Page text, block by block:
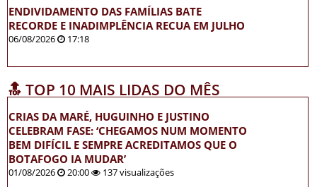
ENDIVIDAMENTO DAS FAMÍLIAS BATE
RECORDE E INADIMPLÊNCIA RECUA EM JULHO
06/08/2026 17:18
🔝 TOP 10 MAIS LIDAS DO MÊS
CRIAS DA MARÉ, HUGUINHO E JUSTINO
CELEBRAM FASE: ‘CHEGAMOS NUM MOMENTO
BEM DIFÍCIL E SEMPRE ACREDITAMOS QUE O
BOTAFOGO IA MUDAR’
01/08/2026 20:00 137 visualizações